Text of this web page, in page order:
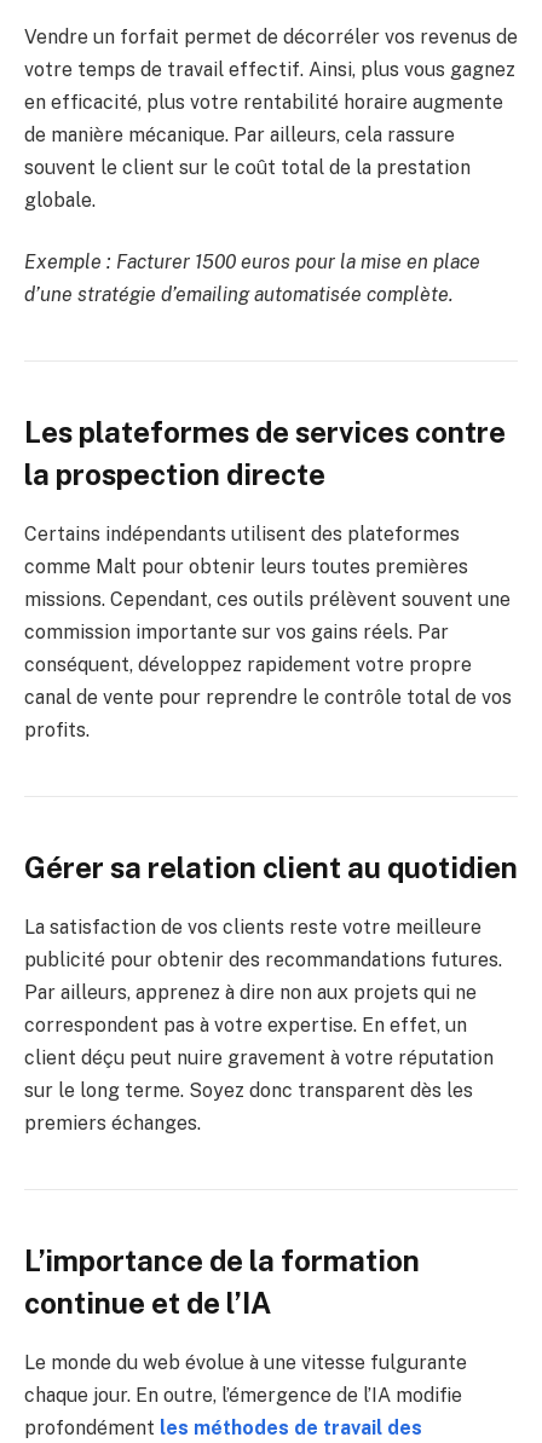
Vendre un forfait permet de décorréler vos revenus de
votre temps de travail effectif. Ainsi, plus vous gagnez
en efficacité, plus votre rentabilité horaire augmente
de manière mécanique. Par ailleurs, cela rassure
souvent le client sur le coût total de la prestation
globale.
Exemple : Facturer 1500 euros pour la mise en place
d’une stratégie d’emailing automatisée complète.
Les plateformes de services contre
la prospection directe
Certains indépendants utilisent des plateformes
comme Malt pour obtenir leurs toutes premières
missions. Cependant, ces outils prélèvent souvent une
commission importante sur vos gains réels. Par
conséquent, développez rapidement votre propre
canal de vente pour reprendre le contrôle total de vos
profits.
Gérer sa relation client au quotidien
La satisfaction de vos clients reste votre meilleure
publicité pour obtenir des recommandations futures.
Par ailleurs, apprenez à dire non aux projets qui ne
correspondent pas à votre expertise. En effet, un
client déçu peut nuire gravement à votre réputation
sur le long terme. Soyez donc transparent dès les
premiers échanges.
L’importance de la formation
continue et de l’IA
Le monde du web évolue à une vitesse fulgurante
chaque jour. En outre, l’émergence de l’IA modifie
profondément les méthodes de travail des